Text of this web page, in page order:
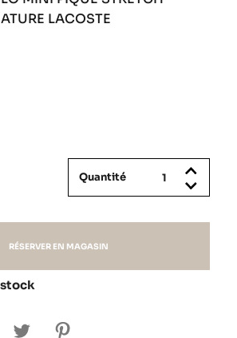
LACOSTE
Quantité
RÉSERVER EN MAGASIN